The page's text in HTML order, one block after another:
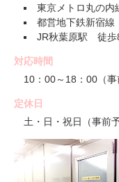
東京メトロ丸の
都営地下鉄新宿
JR秋葉原駅 徒歩
対応時間
10：00～18：00（事
定休日
土・日・祝日（事前